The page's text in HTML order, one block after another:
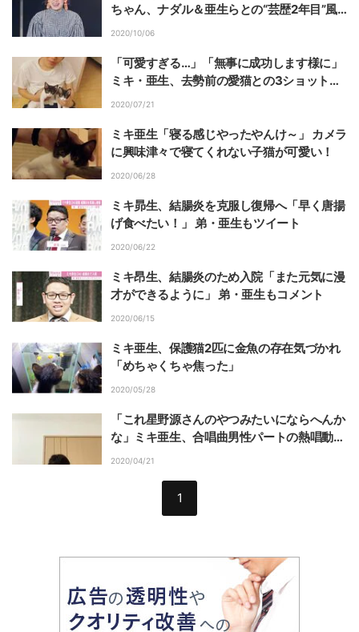
ちゃん、ナダル＆亜生らとの“芸歴2年目”風
オフショットに絶賛の声
2020/10/06
「可愛すぎる…」「無事に成功します様に」
ミキ・亜生、去勢前の愛猫との3ショットに
反響
2020/07/21
ミキ亜生「寝る感じやったやんけ～」 カメラ
に興味津々で寝てくれない子猫が可愛い！
2020/06/28
ミキ昴生、結腸炎を克服し復帰へ「早く唐揚
げ食べたい！」 弟・亜生もツイート
2020/06/22
ミキ昂生、結腸炎のため入院「また元気に漫
才ができるように」 弟・亜生もコメント
2020/06/15
ミキ亜生、保護猫2匹に金魚の存在気づかれ
「めちゃくちゃ焦った」
2020/05/28
「これ星野源さんのやつみたいにならへんか
な」ミキ亜生、合唱曲男性パートの熱唱動画
を公開し話題
2020/04/21
1